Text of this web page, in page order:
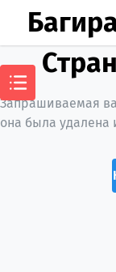
Запрашиваемая
она была